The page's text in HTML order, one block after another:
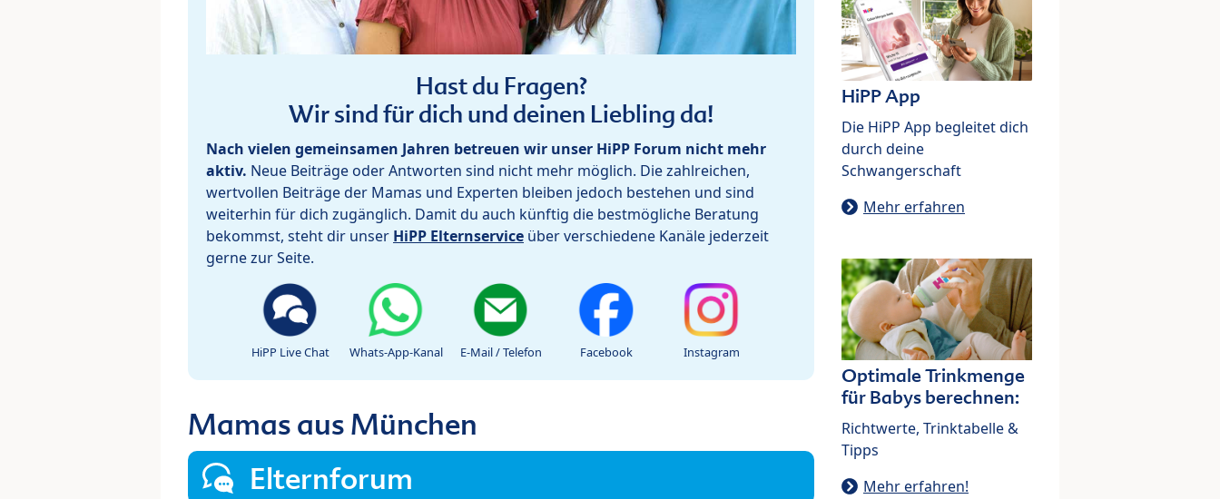
Hast du Fragen?
Wir sind für dich und deinen Liebling da!
Nach vielen gemeinsamen Jahren betreuen wir unser HiPP Forum nicht mehr
aktiv. Neue Beiträge oder Antworten sind nicht mehr möglich. Die zahlreichen,
wertvollen Beiträge der Mamas und Experten bleiben jedoch bestehen und sind
weiterhin für dich zugänglich. Damit du auch künftig die bestmögliche Beratung
bekommst, steht dir unser HiPP Elternservice über verschiedene Kanäle jederzeit
gerne zur Seite.
HiPP Live Chat Whats-App-Kanal E-Mail / Telefon Facebook Instagram
Mamas aus München
Elternforum
HiPP App
Die HiPP App begleitet dich
durch deine
Schwangerschaft
Mehr erfahren
Optimale Trinkmenge
für Babys berechnen:
Richtwerte, Trinktabelle &
Tipps
Mehr erfahren!